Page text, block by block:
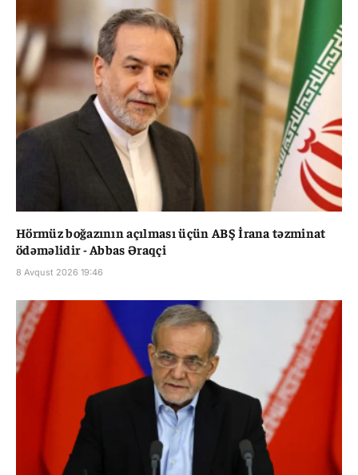
Hörmüz boğazının açılması üçün ABŞ İrana təzminat
ödəməlidir - Abbas Əraqçi
8 Avqust 2026 19:46